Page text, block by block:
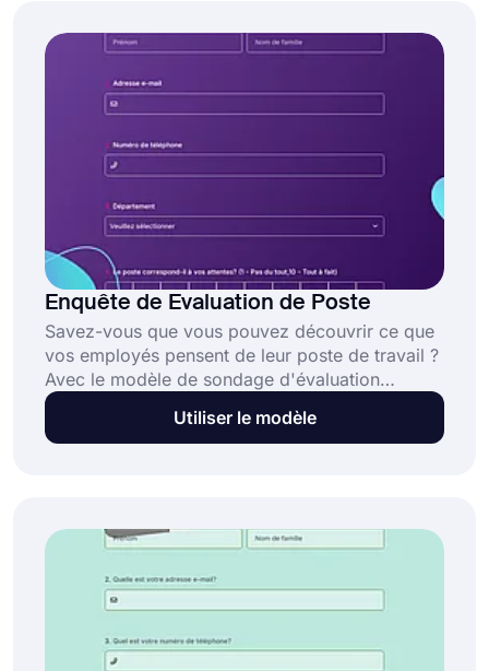
Enquête de Evaluation de Poste
Savez-vous que vous pouvez découvrir ce que
vos employés pensent de leur poste de travail ?
Avec le modèle de sondage d'évaluation
d'emploi, vous pouvez découvrir les opinions
positives et négatives de vos employés sur leur
personnalisés !
Utiliser le modèle